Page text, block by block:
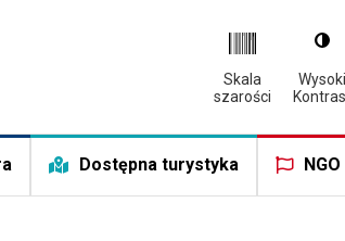
Skala
szarości
Wysoki
Dostępna turystyka NGO